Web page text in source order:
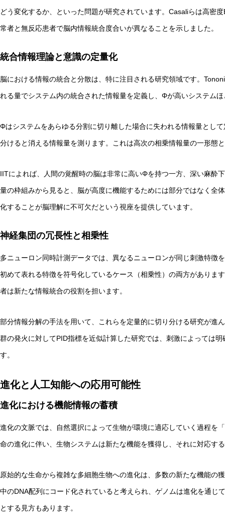
どう変化するか、といった問題が研究されています。Casaliらは高密
常者と無反応患者で脳内情報統合度合いが異なることを示しました。
統合情報理論と意識の定量化
脳における情報の統合と分散は、特に注目される研究領域です。
れる量でシステム内の統合された情報量を定義し、Φが高いシステム
Φはシステムをあらゆる分割に切り離した場合に失われる情報量とし
分けると消える情報量を測ります。これは高次の相乗情報量の一形態
IITによれば、人間の覚醒時の脳は非常に高いΦを持つ一方、深い麻酔
量の枠組みから見ると、脳が高度に機能するためには部分ではなく全
化することが脳理解に不可欠だという視座を提供しています。
神経集団の冗長性と相乗性
多ニューロン同時計測データでは、異なるニューロンが同じ刺激特徴
初めて表れる特徴を符号化しているケース（相乗性）の両方がありま
者は新たな情報統合の役割を担います。
部分情報分解の手法を用いて、これらを定量的に切り分ける研究が進
群の発火に対してPID指標を近似計算した研究では、刺激によっては
す。
進化と人工知能への応用可能性
進化における機能情報の蓄積
進化の文脈では、自然選択によって生物が環境に適応していく過程を
命の進化に伴い、生物システムは新たな機能を獲得し、それに対応す
原始的な生命から複雑な多細胞生物への進化は、多数の新たな機能の
中のDNA配列にコード化されていると考えられ、ゲノムは進化を通じ
とする見方もあります。